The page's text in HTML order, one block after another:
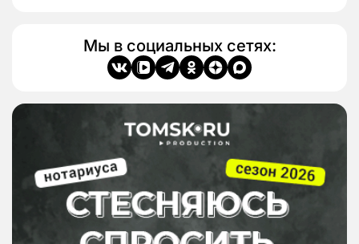
Мы в социальных сетях: